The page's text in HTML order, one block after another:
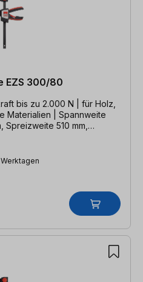
EZS 300/80
bis zu 2.000 N | für Holz,
Materialien | Spannweite
Spreizweite 510 mm,